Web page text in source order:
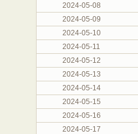
2024-05-08
2024-05-09
2024-05-10
2024-05-11
2024-05-12
2024-05-13
2024-05-14
2024-05-15
2024-05-16
2024-05-17